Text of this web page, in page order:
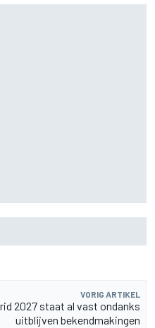
VORIG ARTIKEL
2027 staat al vast ondanks
uitblijven bekendmakingen